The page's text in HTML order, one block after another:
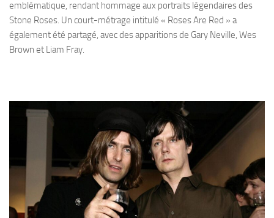
emblématique, rendant hommage aux portraits légendaires des
Stone Roses. Un court-métrage intitulé « Roses Are Red » a
également été partagé, avec des apparitions de Gary Neville, Wes
Brown et Liam Fray.